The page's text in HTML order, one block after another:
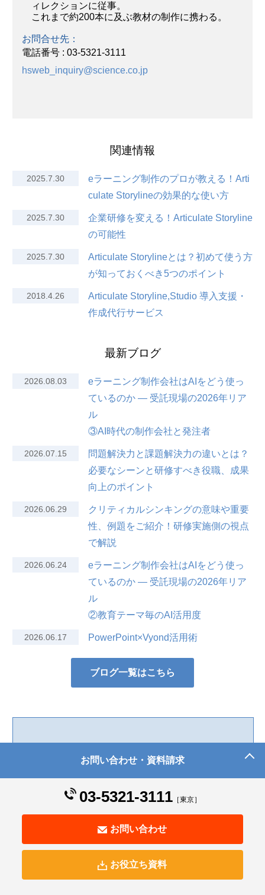
ィレクションに従事。
これまで約200本に及ぶ教材の制作に携わる。
お問合せ先：
電話番号 : 03-5321-3111
hsweb_inquiry@science.co.jp
関連情報
2025.7.30
eラーニング制作のプロが教える！Arti
culate Storylineの効果的な使い方
2025.7.30
企業研修を変える！Articulate Storyline
の可能性
2025.7.30
Articulate Storylineとは？初めて使う方
が知っておくべき5つのポイント
2018.4.26
Articulate Storyline,Studio 導入支援・
作成代行サービス
最新ブログ
2026.08.03
eラーニング制作会社はAIをどう使っ
ているのか — 受託現場の2026年リア
ル
③AI時代の制作会社と発注者
2026.07.15
問題解決力と課題解決力の違いとは？
必要なシーンと研修すべき役職、成果
向上のポイント
2026.06.29
クリティカルシンキングの意味や重要
性、例題をご紹介！研修実施側の視点
で解説
2026.06.24
eラーニング制作会社はAIをどう使っ
ているのか — 受託現場の2026年リア
ル
②教育テーマ毎のAI活用度
2026.06.17 PowerPoint×Vyond活用術
ブログ一覧はこちら
お問い合わせ・資料請求
03-5321-3111［東京］
お問い合わせ
お役立ち資料